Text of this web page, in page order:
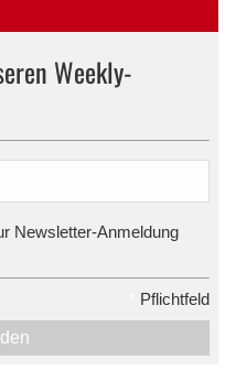
Weekly-
Newsletter-Anmeldung
Pflichtfeld